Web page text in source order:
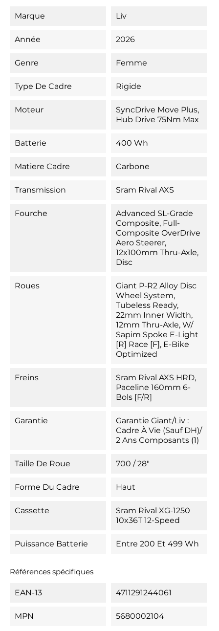
Marque Liv
Année 2026
Genre Femme
Type De Cadre Rigide
Moteur
SyncDrive Move Plus,
Hub Drive 75Nm Max
Batterie 400 Wh
Matiere Cadre Carbone
Transmission Sram Rival AXS
Fourche
Advanced SL-Grade
Composite, Full-
Composite OverDrive
Aero Steerer,
12x100mm Thru-Axle,
Disc
Roues
Giant P-R2 Alloy Disc
Wheel System,
Tubeless Ready,
22mm Inner Width,
12mm Thru-Axle, W/
Sapim Spoke E-Light
[R] Race [F], E-Bike
Optimized
Freins
Sram Rival AXS HRD,
Paceline 160mm 6-
Bols [F/R]
Garantie
Garantie Giant/Liv :
Cadre À Vie (sauf DH)/
2 Ans Composants (1)
Taille De Roue 700 / 28"
Forme Du Cadre Haut
Cassette
Sram Rival XG-1250
10x36T 12-Speed
Puissance Batterie Entre 200 Et 499 Wh
Références spécifiques
EAN-13 4711291244061
MPN 5680002104